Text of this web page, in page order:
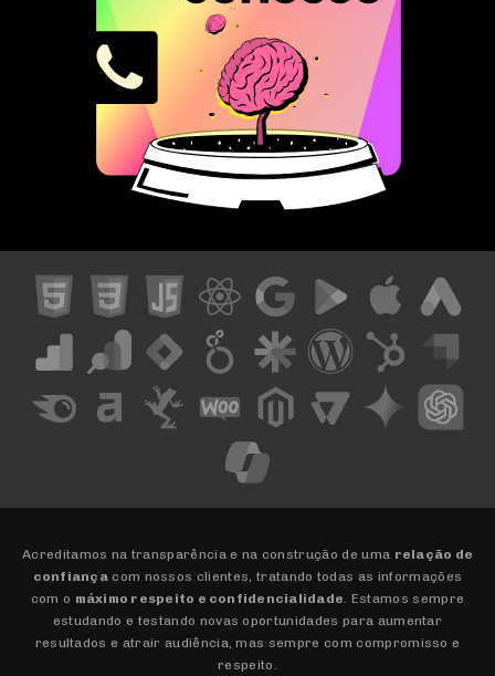
Acreditamos na transparência e na construção de uma relação de
confiançacom nossos clientes, tratando todas as informações
com o máximo respeito e confidencialidade . Estamos sempre
estudando e testando novas oportunidades para aumentar
resultados e atrair audiência, mas sempre com compromisso e
respeito.